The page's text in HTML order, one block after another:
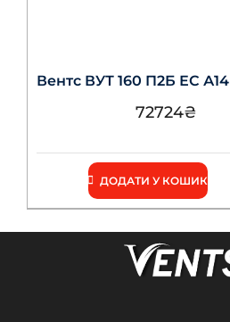
Вентс ВУТ 160 П2Б ЕС А14
72724₴
ДОДАТИ У КОШИК